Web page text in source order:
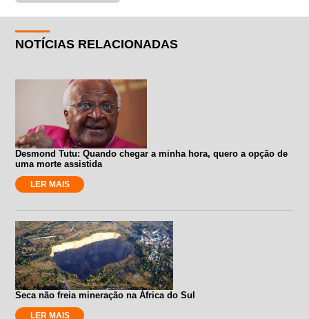
NOTÍCIAS RELACIONADAS
Desmond Tutu: Quando chegar a minha hora, quero a opção de
uma morte assistida
LER MAIS
Seca não freia mineração na África do Sul
LER MAIS